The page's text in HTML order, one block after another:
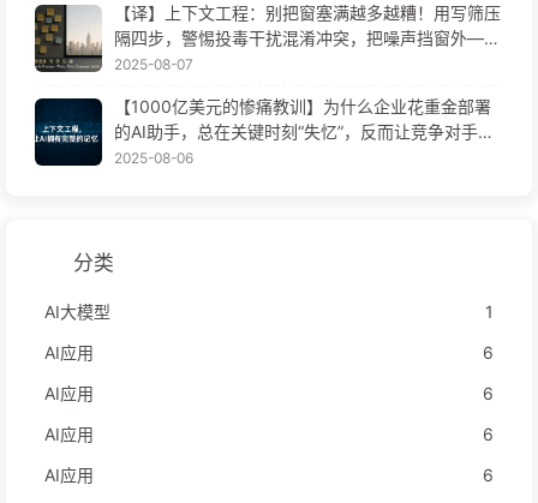
【译】上下文工程：别把窗塞满越多越糟！用写筛压
隔四步，警惕投毒干扰混淆冲突，把噪声挡窗外——
慢慢学AI170
2025-08-07
【1000亿美元的惨痛教训】为什么企业花重金部署
的AI助手，总在关键时刻“失忆”，反而让竞争对手实
现90%性能提升？——慢慢学AI169
2025-08-06
分类
AI大模型
1
AI应用
6
AI应用
6
AI应用
6
AI应用
6